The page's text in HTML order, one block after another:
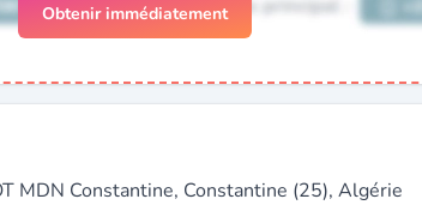
Obtenir immédiatement
MDN Constantine, Constantine (25), Algérie